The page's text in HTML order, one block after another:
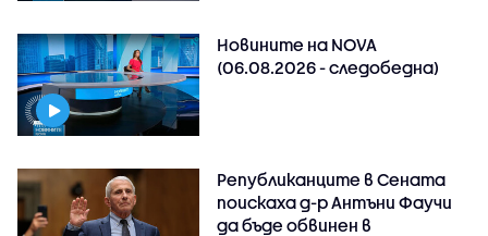
Новините на NOVA
(06.08.2026 - следобедна)
Републиканците в Сената
поискаха д-р Антъни Фаучи
да бъде обвинен в